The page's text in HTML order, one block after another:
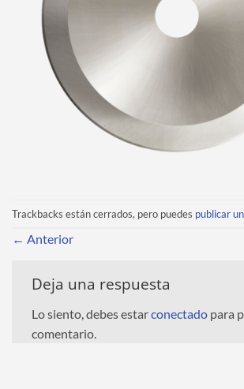
Trackbacks están cerrados, pero puedes publicar
← Anterior
Deja una respuesta
Lo siento, debes estarconectado para
comentario.